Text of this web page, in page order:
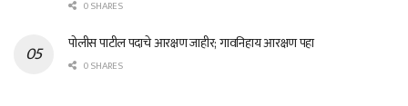
0 SHARES
पोलीस पाटील पदाचे आरक्षण जाहीर; गावनिहाय आरक्षण पहा
0 SHARES